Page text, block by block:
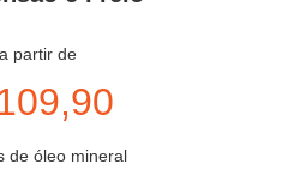
a partir de
de óleo mineral